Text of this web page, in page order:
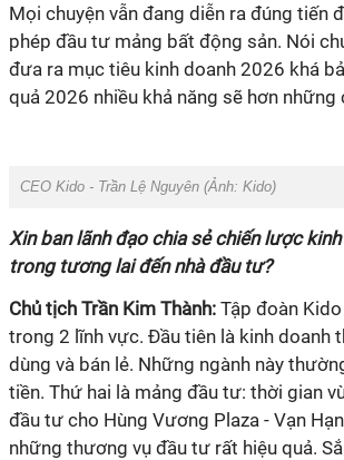
Mọi chuyện vẫn đang diễn ra đúng tiến
phép đầu tư mảng bất động sản. Nói
đưa ra mục tiêu kinh doanh 2026 khá
quả 2026 nhiều khả năng sẽ hơn những
CEO Kido - Trần Lệ Nguyên (Ảnh: Kido)
Xin ban lãnh đạo chia sẻ chiến lược
trong tương lai đến nhà đầu tư?
Chủ tịch Trần Kim Thành: Tập đoàn
trong 2 lĩnh vực. Đầu tiên là kinh doanh
dùng và bán lẻ. Những ngành này
tiền. Thứ hai là mảng đầu tư: thời gian
đầu tư cho Hùng Vương Plaza - Vạn
những thương vụ đầu tư rất hiệu quả.